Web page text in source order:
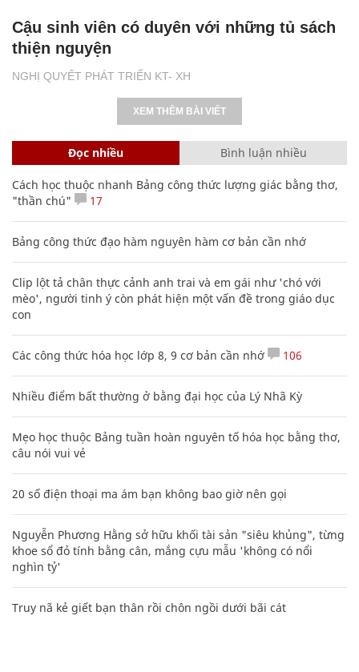
NGHỊ QUYẾT PHÁT TRIỂN KT- XH
Cậu sinh viên có duyên với những tủ sách
thiện nguyện
XEM THÊM BÀI VIẾT
Đọc nhiều Bình luận nhiều
Cách học thuộc nhanh Bảng công thức lượng giác bằng thơ,
"thần chú"
17
Bảng công thức đạo hàm nguyên hàm cơ bản cần nhớ
Clip lột tả chân thực cảnh anh trai và em gái như 'chó với
mèo', người tinh ý còn phát hiện một vấn đề trong giáo dục
con
Các công thức hóa học lớp 8, 9 cơ bản cần nhớ 106
Nhiều điểm bất thường ở bằng đại học của Lý Nhã Kỳ
Mẹo học thuộc Bảng tuần hoàn nguyên tố hóa học bằng thơ,
câu nói vui vẻ
20 số điện thoại ma ám bạn không bao giờ nên gọi
Nguyễn Phương Hằng sở hữu khối tài sản "siêu khủng", từng
khoe sổ đỏ tính bằng cân, mắng cựu mẫu 'không có nổi
nghìn tỷ'
Truy nã kẻ giết bạn thân rồi chôn ngồi dưới bãi cát